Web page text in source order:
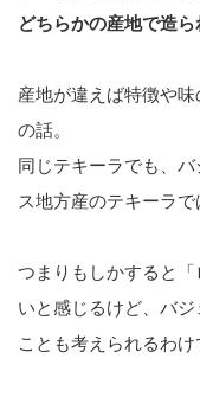
どちらかの産地で造
産地が違えば特徴や
の話。
同じテキーラでも、
ス地方産のテキーラで
つまりもしかすると
いと感じるけど、バ
ことも考えられるわけ